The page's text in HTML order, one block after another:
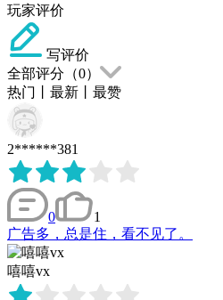
玩家评价
写评价
全部评分（0）
热门
最新 最赞
2******381
0
1
广告多，总是住，看不见了。
嘻嘻vx